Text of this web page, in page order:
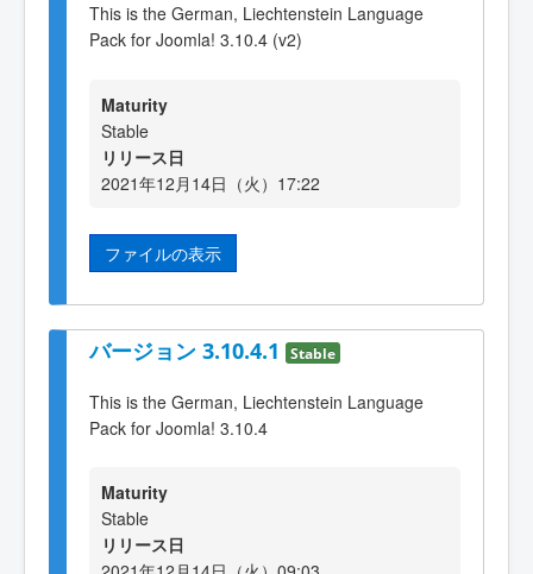
This is the German, Liechtenstein Language
Pack for Joomla! 3.10.4 (v2)
Maturity
Stable
リリース日
2021年12月14日（火）17:22
ファイルの表示
バージョン 3.10.4.1 Stable
This is the German, Liechtenstein Language
Pack for Joomla! 3.10.4
Maturity
Stable
リリース日